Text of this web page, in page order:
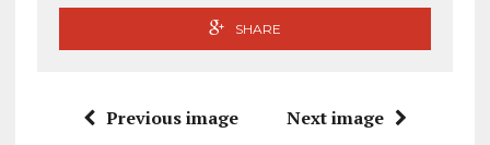
SHARE
Previous image Next image